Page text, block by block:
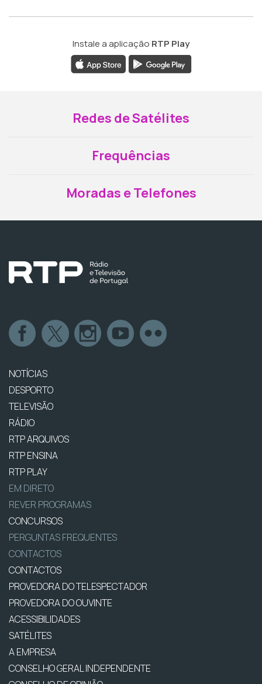
Instale a aplicação RTP Play
Redes de Satélites
Frequências
Moradas e Telefones
NOTÍCIAS
DESPORTO
TELEVISÃO
RÁDIO
RTP ARQUIVOS
RTP ENSINA
RTP PLAY
EM DIRETO
REVER PROGRAMAS
CONCURSOS
PERGUNTAS FREQUENTES
CONTACTOS
CONTACTOS
PROVEDORA DO TELESPECTADOR
PROVEDORA DO OUVINTE
ACESSIBILIDADES
SATÉLITES
A EMPRESA
CONSELHO GERAL INDEPENDENTE